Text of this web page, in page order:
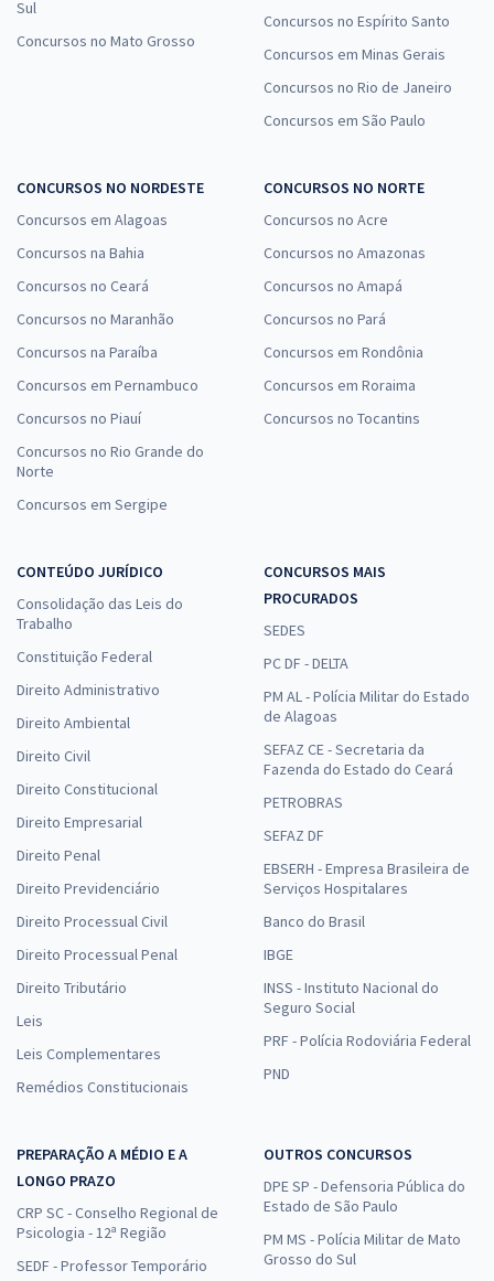
Sul
Concursos no Mato Grosso
Concursos no Espírito Santo
Concursos em Minas Gerais
Concursos no Rio de Janeiro
Concursos em São Paulo
CONCURSOS NO NORDESTE
Concursos em Alagoas
Concursos na Bahia
Concursos no Ceará
Concursos no Maranhão
Concursos na Paraíba
Concursos em Pernambuco
Concursos no Piauí
Concursos no Rio Grande do
Norte
Concursos em Sergipe
CONCURSOS NO NORTE
Concursos no Acre
Concursos no Amazonas
Concursos no Amapá
Concursos no Pará
Concursos em Rondônia
Concursos em Roraima
Concursos no Tocantins
CONTEÚDO JURÍDICO
Consolidação das Leis do
Trabalho
Constituição Federal
Direito Administrativo
Direito Ambiental
Direito Civil
Direito Constitucional
Direito Empresarial
Direito Penal
Direito Previdenciário
Direito Processual Civil
Direito Processual Penal
Direito Tributário
Leis
Leis Complementares
Remédios Constitucionais
CONCURSOS MAIS
PROCURADOS
SEDES
PC DF - DELTA
PM AL - Polícia Militar do Estado
de Alagoas
SEFAZ CE - Secretaria da
Fazenda do Estado do Ceará
PETROBRAS
SEFAZ DF
EBSERH - Empresa Brasileira de
Serviços Hospitalares
Banco do Brasil
IBGE
INSS - Instituto Nacional do
Seguro Social
PRF - Polícia Rodoviária Federal
PND
PREPARAÇÃO A MÉDIO E A
LONGO PRAZO
CRP SC - Conselho Regional de
Psicologia - 12ª Região
SEDF - Professor Temporário
OUTROS CONCURSOS
DPE SP - Defensoria Pública do
Estado de São Paulo
PM MS - Polícia Militar de Mato
Grosso do Sul